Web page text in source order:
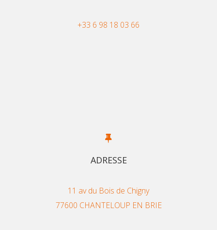
+33 6 98 18 03 66
ADRESSE
11 av du Bois de Chigny
77600 CHANTELOUP EN BRIE